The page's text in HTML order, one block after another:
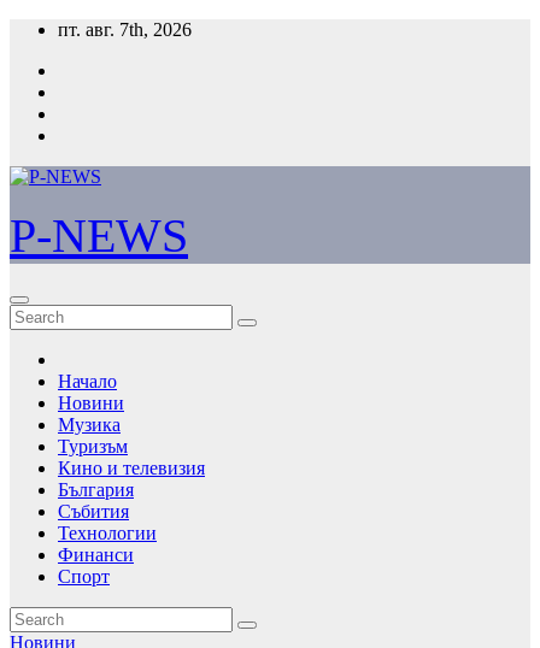
Skip
content
пт. авг. 7th, 2026
P-NEWS
Начало
Новини
Музика
Туризъм
Кино и телевизия
България
Събития
Технологии
Финанси
Спорт
Новини